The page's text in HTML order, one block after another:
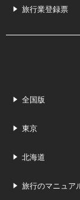
旅行業登録票
全国版
東京
北海道
旅行のマニュア